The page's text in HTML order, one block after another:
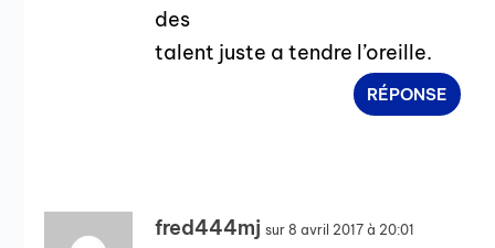
des
talent juste a tendre l’oreille.
RÉPONSE
fred444mj sur 8 avril 2017 à 20:01